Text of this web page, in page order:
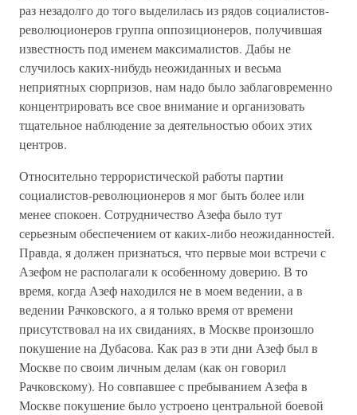
раз незадолго до того выделилась из рядов социалистов-
революционеров группа оппозиционеров, получившая
известность под именем максималистов. Дабы не
случилось каких-нибудь неожиданных и весьма
неприятных сюрпризов, нам надо было заблаговременно
концентрировать все свое внимание и организовать
тщательное наблюдение за деятельностью обоих этих
центров.
Относительно террористической работы партии
социалистов-революционеров я мог быть более или
менее спокоен. Сотрудничество Азефа было тут
серьезным обеспечением от каких-либо неожиданностей.
Правда, я должен признаться, что первые мои встречи с
Азефом не располагали к особенному доверию. В то
время, когда Азеф находился не в моем ведении, а в
ведении Рачковского, а я только время от времени
присутствовал на их свиданиях, в Москве произошло
покушение на Дубасова. Как раз в эти дни Азеф был в
Москве по своим личным делам (как он говорил
Рачковскому). Но совпавшее с пребыванием Азефа в
Москве покушение было устроено центральной боевой